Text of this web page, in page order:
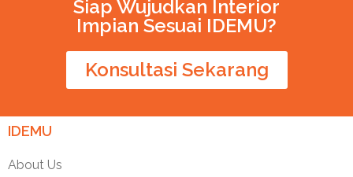
Siap Wujudkan Interior
Impian Sesuai IDEMU?
Konsultasi Sekarang
IDEMU
About Us